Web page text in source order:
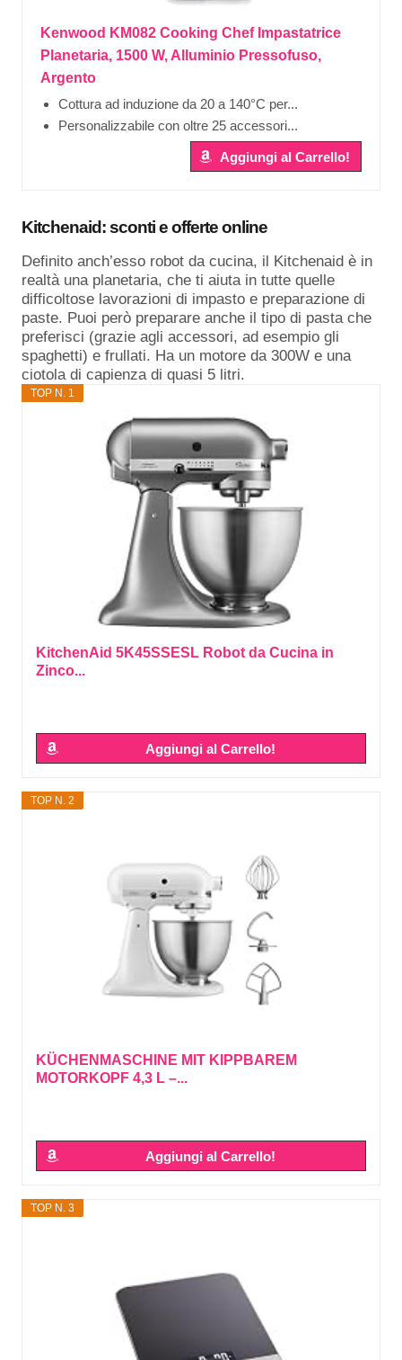
Kenwood KM082 Cooking Chef Impastatrice
Planetaria, 1500 W, Alluminio Pressofuso,
Argento
Cottura ad induzione da 20 a 140°C per...
Personalizzabile con oltre 25 accessori...
Aggiungi al Carrello!
Kitchenaid: sconti e offerte online
Definito anch’esso robot da cucina, il Kitchenaid è in
realtà una planetaria, che ti aiuta in tutte quelle
difficoltose lavorazioni di impasto e preparazione di
paste. Puoi però preparare anche il tipo di pasta che
preferisci (grazie agli accessori, ad esempio gli
spaghetti) e frullati. Ha un motore da 300W e una
ciotola di capienza di quasi 5 litri.
TOP N. 1
KitchenAid 5K45SSESL Robot da Cucina in
Zinco...
Aggiungi al Carrello!
TOP N. 2
KÜCHENMASCHINE MIT KIPPBAREM
MOTORKOPF 4,3 L –...
Aggiungi al Carrello!
TOP N. 3